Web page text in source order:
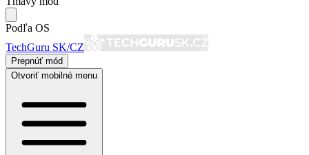
Podľa OS
TechGuru SK/CZ
Prepnúť mód
Otvoriť mobilné menu